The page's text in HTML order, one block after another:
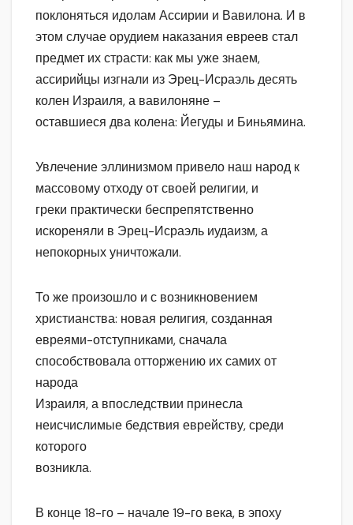
поклоняться идолам Ассирии и Вавилона. И в
этом случае орудием наказания евреев стал
предмет их страсти: как мы уже знаем,
ассирийцы изгнали из Эрец-Исраэль десять
колен Израиля, а вавилоняне –
оставшиеся два колена: Йегуды и Биньямина.
Увлечение эллинизмом привело наш народ к
массовому отходу от своей религии, и
греки практически беспрепятственно
искореняли в Эрец-Исраэль иудаизм, а
непокорных уничтожали.
То же произошло и с возникновением
христианства: новая религия, созданная
евреями-отступниками, сначала
способствовала отторжению их самих от
народа
Израиля, а впоследствии принесла
неисчислимые бедствия еврейству, среди
которого
возникла.
В конце 18-го – начале 19-го века, в эпоху